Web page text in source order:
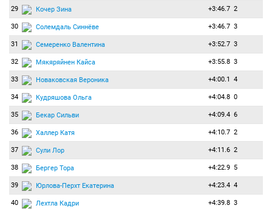
29 Кочер Зина +3:46.7 2
30 Солемдаль Синнёве +3:46.7 3
31 Семеренко Валентина +3:52.7 3
32 Мякяряйнен Кайса +3:55.8 3
33 Новаковская Вероника +4:00.1 4
34 Кудряшова Ольга +4:04.8 0
35 Бекар Сильви +4:09.4 6
36 Халлер Катя +4:10.7 2
37 Сули Лор +4:11.6 2
38 Бергер Тора +4:22.9 5
39 Юрлова-Перхт Екатерина +4:23.4 4
40 Лехтла Кадри +4:39.8 3